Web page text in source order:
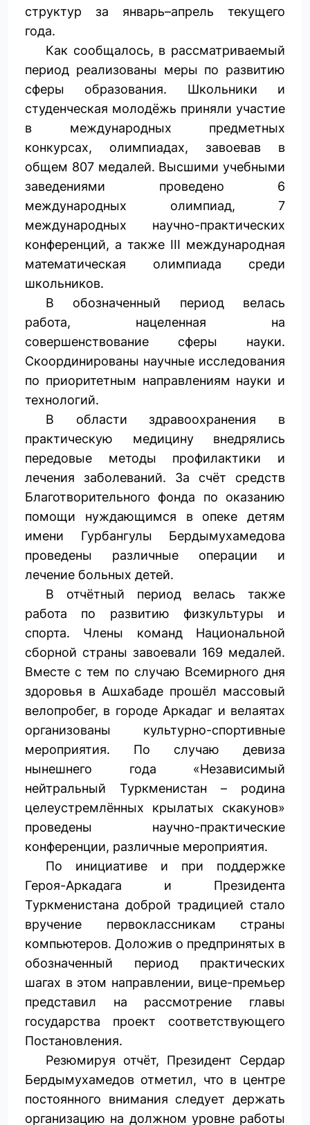
структур за январь–апрель текущего
года.
Как сообщалось, в рассматриваемый
период реализованы меры по развитию
сферы образования. Школьники и
студенческая молодёжь приняли участие
в международных предметных
конкурсах, олимпиадах, завоевав в
общем 807 медалей. Высшими учебными
заведениями проведено 6
международных олимпиад, 7
международных научно-практических
конференций, а также III международная
математическая олимпиада среди
школьников.
В обозначенный период велась
работа, нацеленная на
совершенствование сферы науки.
Скоординированы научные исследо­вания
по приоритетным направлениям науки и
технологий.
В области здравоохранения в
практическую медицину внедрялись
передовые методы профилактики и
лечения заболеваний. За счёт средств
Благотворительного фонда по оказанию
помощи нуждающимся в опеке детям
имени Гурбангулы Бердымухамедова
проведены различные операции и
лечение больных детей.
В отчётный период велась также
работа по развитию физкультуры и
спорта. Члены команд Национальной
сборной страны завоевали 169 медалей.
Вместе с тем по случаю Всемирного дня
здоровья в Ашхабаде прошёл массовый
велопробег, в городе Аркадаг и велаятах
организованы культурно-спортивные
мероприятия. По случаю девиза
нынешнего года «Независимый
нейтральный Туркменистан – родина
целеустремлённых крылатых скакунов»
проведены научно-практические
конференции, различные мероприятия.
По инициативе и при поддержке
Героя-Аркадага и Президента
Туркменистана доброй традицией стало
вручение первоклассникам страны
компьютеров. Доложив о предпринятых в
обозначенный период практических
шагах в этом направлении, вице-премьер
представил на рассмотрение главы
государства проект соответствующего
Постановления.
Резюмируя отчёт, Президент Сердар
Бердымухамедов отметил, что в центре
постоянного внимания следует держать
организацию на должном уровне работы